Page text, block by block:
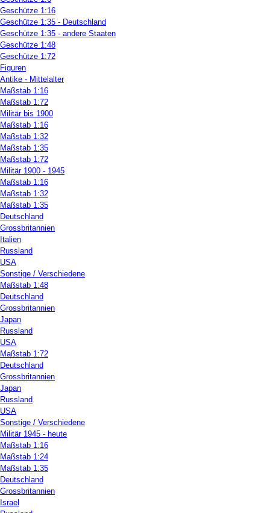
Geschütze 1:16
Geschütze 1:35 - Deutschland
Geschütze 1:35 - andere Staaten
Geschütze 1:48
Geschütze 1:72
Figuren
Antike - Mittelalter
Maßstab 1:16
Maßstab 1:72
Militär bis 1900
Maßstab 1:16
Maßstab 1:32
Maßstab 1:35
Maßstab 1:72
Militär 1900 - 1945
Maßstab 1:16
Maßstab 1:32
Maßstab 1:35
Deutschland
Grossbritannien
Italien
Russland
USA
Sonstige / Verschiedene
Maßstab 1:48
Deutschland
Grossbritannien
Japan
Russland
USA
Maßstab 1:72
Deutschland
Grossbritannien
Japan
Russland
USA
Sonstige / Verschiedene
Militär 1945 - heute
Maßstab 1:16
Maßstab 1:24
Maßstab 1:35
Deutschland
Grossbritannien
Israel